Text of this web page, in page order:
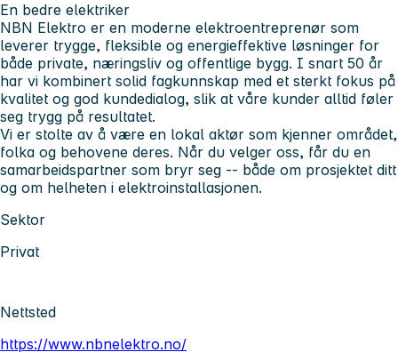
En bedre elektriker
NBN Elektro er en moderne elektroentreprenør som
leverer trygge, fleksible og energieffektive løsninger for
både private, næringsliv og offentlige bygg. I snart 50 år
har vi kombinert solid fagkunnskap med et sterkt fokus på
kvalitet og god kundedialog, slik at våre kunder alltid føler
seg trygg på resultatet.
Vi er stolte av å være en lokal aktør som kjenner området,
folka og behovene deres. Når du velger oss, får du en
samarbeidspartner som bryr seg -- både om prosjektet ditt
og om helheten i elektroinstallasjonen.
Sektor
Privat
Nettsted
https://www.nbnelektro.no/